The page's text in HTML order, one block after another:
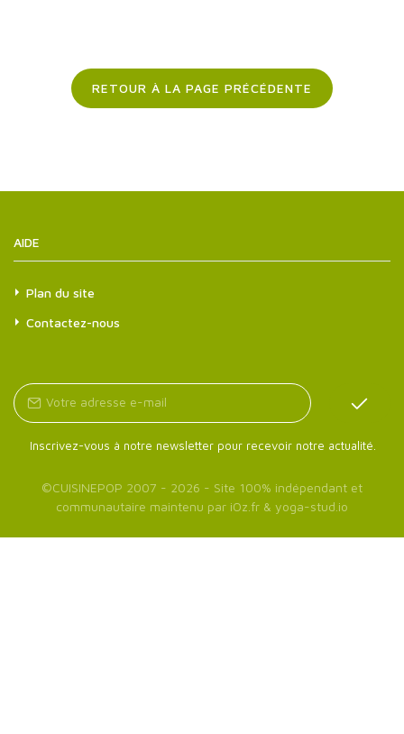
RETOUR À LA PAGE PRÉCÉDENTE
AIDE
Plan du site
Contactez-nous
Inscrivez-vous à notre newsletter pour recevoir notre actualité.
©CUISINEPOP 2007 - 2026 - Site 100% indépendant et
communautaire maintenu par iOz.fr & yoga-stud.io